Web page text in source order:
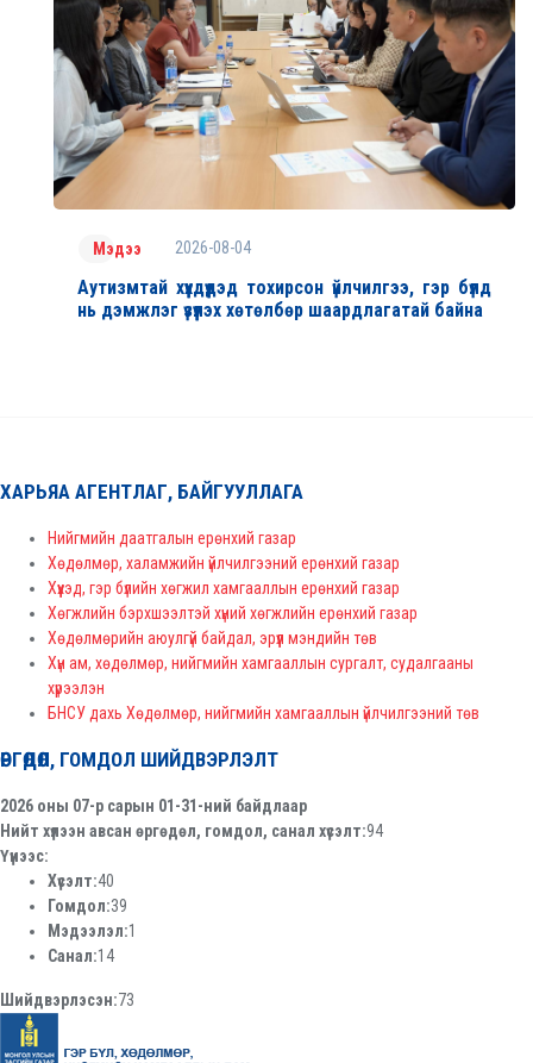
Мэдээ 2026-08-04
Аутизмтай хүүхдүүдэд тохирсон үйлчилгээ, гэр бүлд
нь дэмжлэг үзүүлэх хөтөлбөр шаардлагатай байна
ХАРЬЯА АГЕНТЛАГ, БАЙГУУЛЛАГА
Нийгмийн даатгалын ерөнхий газар
Хөдөлмөр, халамжийн үйлчилгээний ерөнхий газар
Хүүхэд, гэр бүлийн хөгжил хамгааллын ерөнхий газар
Хөгжлийн бэрхшээлтэй хүний хөгжлийн ерөнхий газар
Хөдөлмөрийн аюулгүй байдал, эрүүл мэндийн төв
Хүн ам, хөдөлмөр, нийгмийн хамгааллын сургалт, судалгааны
хүрээлэн
БНСУ дахь Хөдөлмөр, нийгмийн хамгааллын үйлчилгээний төв
ӨРГӨДӨЛ, ГОМДОЛ ШИЙДВЭРЛЭЛТ
2026 оны 07-р сарын 01-31-ний байдлаар
Нийт хүлээн авсан өргөдөл, гомдол, санал хүсэлт:94
Үүнээс:
Хүсэлт:40
Гомдол:39
Мэдээлэл:1
Санал:14
Шийдвэрлэсэн:73